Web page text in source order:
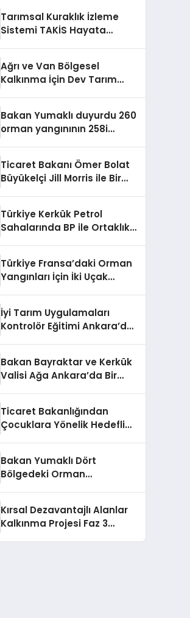
Tarımsal Kuraklık İzleme
Sistemi TAKİS Hayata
Ağrı ve Van Bölgesel
Kalkınma İçin Dev Tarım
Bakan Yumaklı duyurdu 260
orman yangınının 258i
Ticaret Bakanı Ömer Bolat
Büyükelçi Jill Morris ile Bir
Türkiye Kerkük Petrol
Sahalarında BP ile Ortaklık
Türkiye Fransa’daki Orman
Yangınları İçin İki Uçak
İyi Tarım Uygulamaları
Kontrolör Eğitimi Ankara’da
Bakan Bayraktar ve Kerkük
Valisi Ağa Ankara’da Bir
Ticaret Bakanlığından
Çocuklara Yönelik Hedefli
Bakan Yumaklı Dört
Bölgedeki Orman
Kırsal Dezavantajlı Alanlar
Kalkınma Projesi Faz 3